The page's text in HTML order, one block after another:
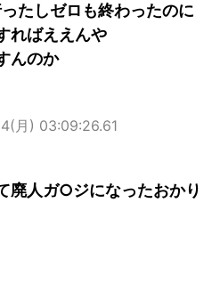
たしゼロも終わったのに
ればええんや
んのか
月) 03:09:26.61
廃人ガ○ジになったおかり